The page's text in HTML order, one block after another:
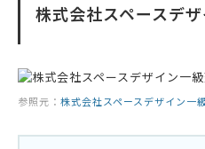
株式会社スペースデ
参照元： 株式会社スペースデザイン一